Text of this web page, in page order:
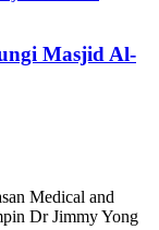
Masjid Al-
Medical and
Dr Jimmy Yong